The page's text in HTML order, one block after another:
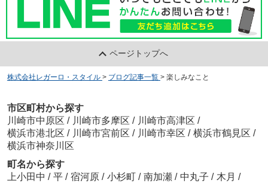
ページトップへ
株式会社レガーロ・スタイル > ブログ記事一覧 > 楽しみなこと
市区町村から探す
川崎市中原区 / 川崎市多摩区 / 川崎市高津区 /
横浜市港北区 / 川崎市宮前区 / 川崎市幸区 / 横浜市鶴見区 /
横浜市神奈川区
町名から探す
上小田中 / 平 / 宿河原 / 小杉町 / 南加瀬 / 中丸子 / 木月 /